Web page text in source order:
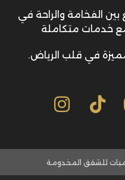
الفخامة والراحة في
خدمات متكاملة
في قلب الرياض.
للشقق المخدومة